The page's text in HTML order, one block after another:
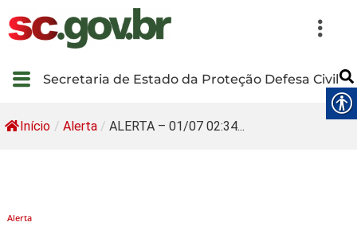
Secretaria de Estado da Proteção Defesa Civil
Início / Alerta / ALERTA – 01/07 02:34...
Alerta